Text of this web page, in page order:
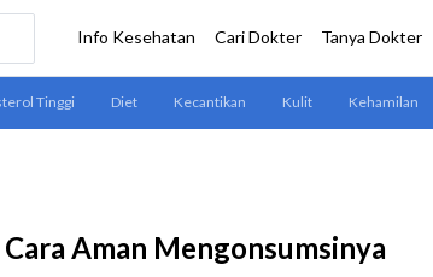
Aman Mengonsumsinya